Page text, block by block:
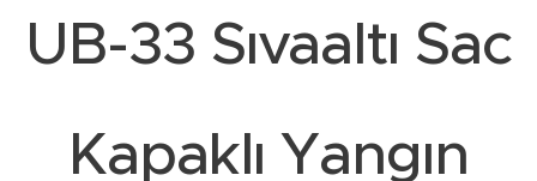
UB-33 Sıvaaltı Sac
Kapaklı Yangın